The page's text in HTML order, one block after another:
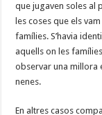
que jugaven soles al
les coses que els
famílies. S’havia
aquells on les
observar una millora
nenes.
En altres casos